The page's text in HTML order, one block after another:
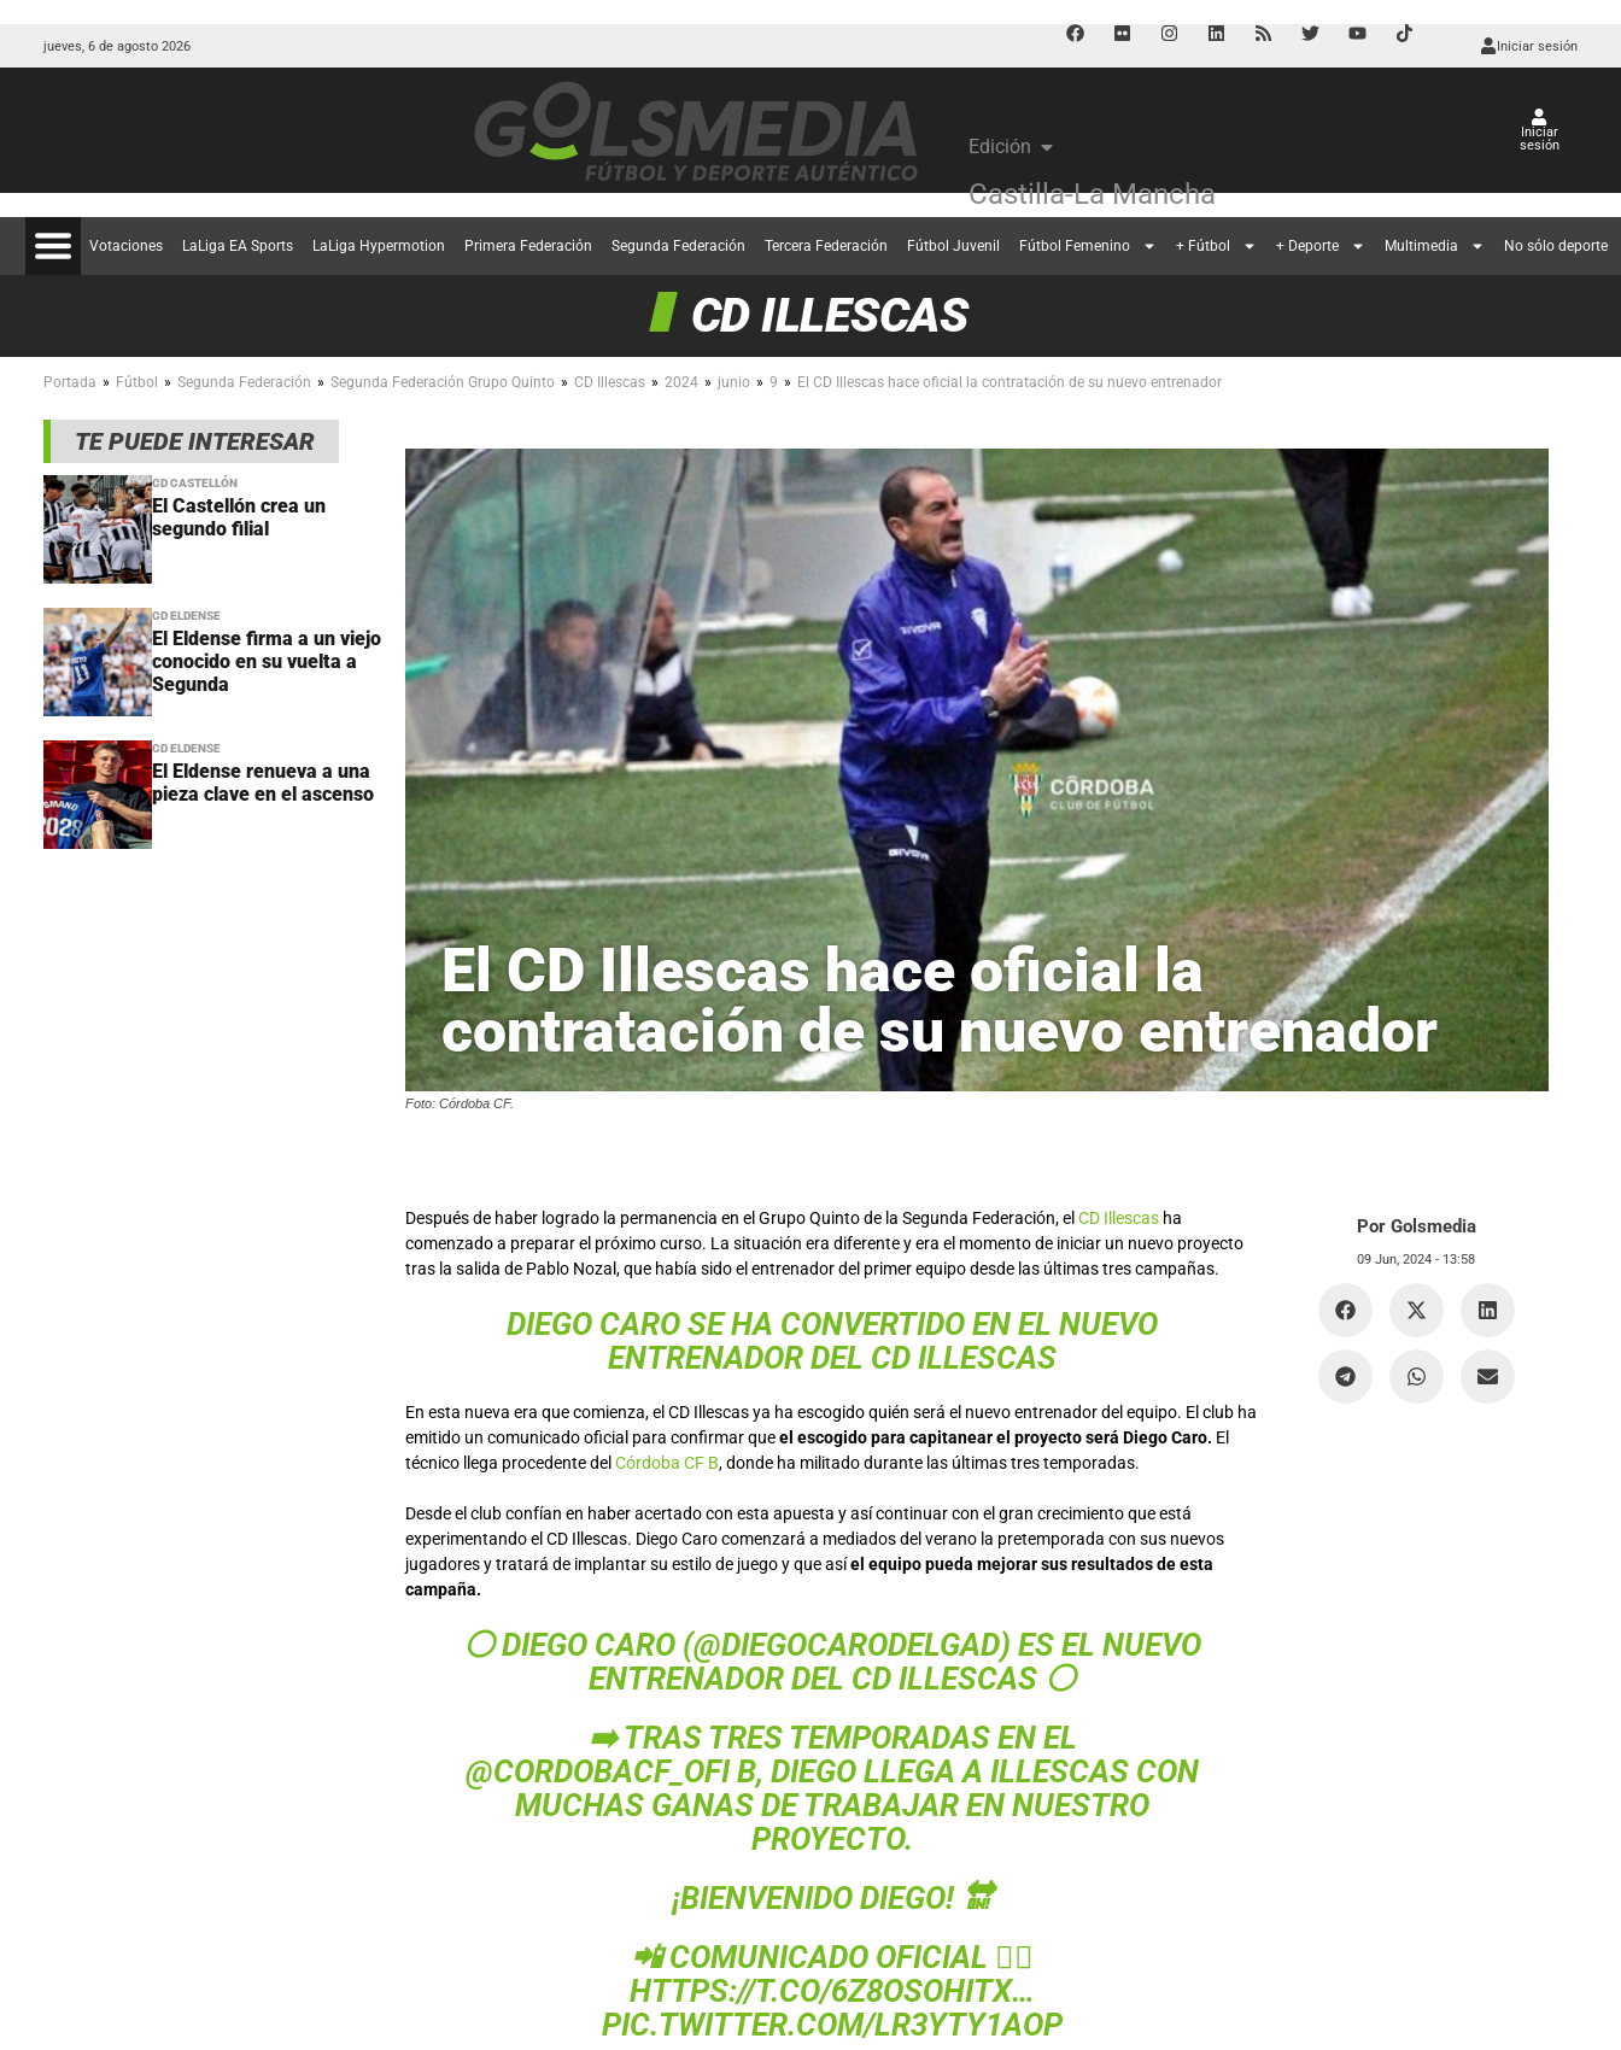
jueves, 6 de agosto 2026 Iniciar sesión
Edición
Castilla-La Mancha
Iniciar
sesión
Votaciones LaLiga EA Sports LaLiga Hypermotion Primera Federación Segunda Federación Tercera Federación Fútbol Juvenil Fútbol Femenino + Fútbol + Deporte Multimedia No sólo deporte
CD ILLESCAS
Portada » Fútbol » Segunda Federación » Segunda Federación Grupo Quinto » CD Illescas » 2024 » junio » 9 » El CD Illescas hace oficial la contratación de su nuevo entrenador
TE PUEDE INTERESAR
CD CASTELLÓN
El Castellón crea un
segundo filial
CD ELDENSE
El Eldense firma a un viejo
conocido en su vuelta a
Segunda
CD ELDENSE
El Eldense renueva a una
pieza clave en el ascenso
El CD Illescas hace oficial la
contratación de su nuevo entrenador
Foto: Córdoba CF.
Después de haber logrado la permanencia en el Grupo Quinto de la Segunda Federación, el CD Illescas ha
comenzado a preparar el próximo curso. La situación era diferente y era el momento de iniciar un nuevo proyecto
tras la salida de Pablo Nozal, que había sido el entrenador del primer equipo desde las últimas tres campañas.
DIEGO CARO SE HA CONVERTIDO EN EL NUEVO
ENTRENADOR DEL CD ILLESCAS
En esta nueva era que comienza, el CD Illescas ya ha escogido quién será el nuevo entrenador del equipo. El club ha
emitido un comunicado oficial para confirmar queel escogido para capitanear el proyecto será Diego Caro. El
técnico llega procedente del Córdoba CF B, donde ha militado durante las últimas tres temporadas.
Desde el club confían en haber acertado con esta apuesta y así continuar con el gran crecimiento que está
experimentando el CD Illescas. Diego Caro comenzará a mediados del verano la pretemporada con sus nuevos
jugadores y tratará de implantar su estilo de juego y que asíel equipo pueda mejorar sus resultados de esta
campaña.
⚪️ DIEGO CARO (@DIEGOCARODELGAD) ES EL NUEVO
ENTRENADOR DEL CD ILLESCAS ⚪️
➡️ TRAS TRES TEMPORADAS EN EL
@CORDOBACF_OFIB, DIEGO LLEGA A ILLESCAS CON
MUCHAS GANAS DE TRABAJAR EN NUESTRO
PROYECTO.
¡BIENVENIDO DIEGO! 🔛
📲 COMUNICADO OFICIAL 👇🏻
HTTPS://T.CO/6Z8OSOHITX…
PIC.TWITTER.COM/LR3YTY1AOP
Por Golsmedia
09 Jun, 2024 - 13:58